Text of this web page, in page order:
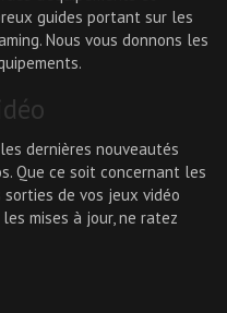
guides portant sur les
Nous vous donnons les
dernières nouveautés
Que ce soit concernant les
de vos jeux vidéo
mises à jour, ne ratez